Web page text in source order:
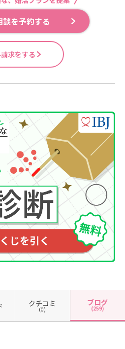
談を予約する
求をする
クチコミ
(0)
ブログ
(259)